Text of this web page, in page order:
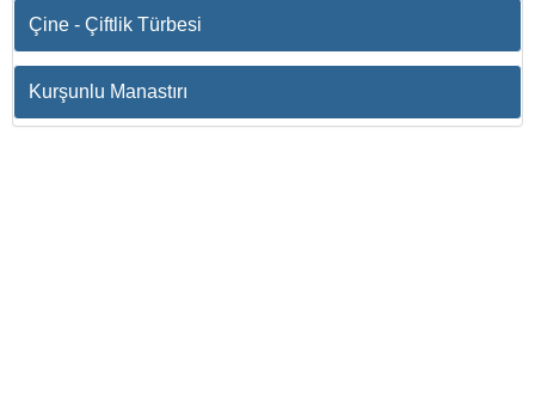
Çine - Çiftlik Türbesi
Kurşunlu Manastırı